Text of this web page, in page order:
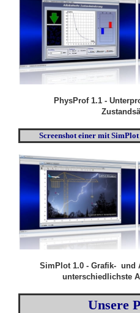
PhysProf 1.1 -
Screenshot einer mit
SimPlot 1.0 - Grafik- und
unterschiedlichste
Unsere